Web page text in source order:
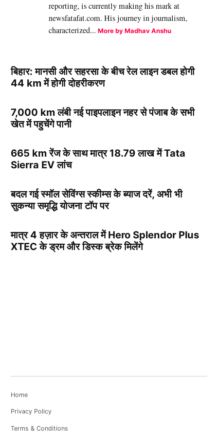
reporting, is currently making his mark at
newsfatafat.com. His journey in journalism,
characterized...More by Madhav Anshu
बिहार: मानसी और सहरसा के बीच रेल लाइन डबल होगी
44 km में होगी दोहरीकरण
7,000 km लंबी नई पाइपलाइन नहर से पंजाब के सभी
खेत में पहुचेंगे पानी
665 km रेंज के साथ मात्र 18.79 लाख में Tata
Sierra EV लांच
बदल गई स्मॉल सेविंग्स स्कीम्स के ब्याज दरें, अभी भी
सुकन्या समृद्धि योजना टॉप पर
मात्र 4 हज़ार के अन्तराल में Hero Splendor Plus
XTEC के ड्रम और डिस्क ब्रेक मिलेंगे
Home
Privacy Policy
Terms & Conditions